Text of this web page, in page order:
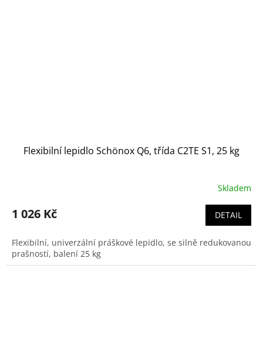
Flexibilní lepidlo Schönox Q6, třída C2TE S1, 25 kg
Skladem
1 026 Kč DETAIL
Flexibilní, univerzální práškové lepidlo, se silně redukovanou
prašností, balení 25 kg